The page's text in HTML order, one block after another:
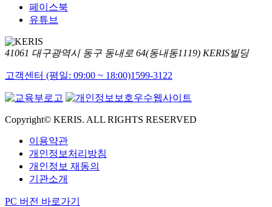
페이스북
유튜브
41061 대구광역시 동구 동내로 64(동내동1119) KERIS빌딩
고객센터 (평일: 09:00 ~ 18:00)1599-3122
Copyright© KERIS. ALL RIGHTS RESERVED
이용약관
개인정보처리방침
개인정보 재동의
기관소개
PC 버전 바로가기